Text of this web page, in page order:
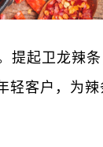
起卫龙辣
轻客户，为